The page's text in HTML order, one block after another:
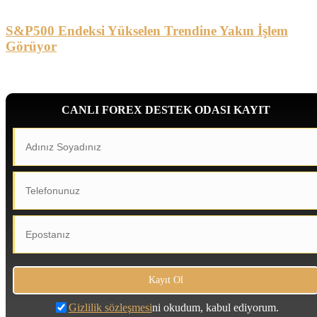
S&P500 Endeksi Yükselen Trendine Yakın İşlem
Görüyor
CANLI FOREX DESTEK ODASI KAYIT
Gizlilik sözleşmesini okudum, kabul ediyorum.